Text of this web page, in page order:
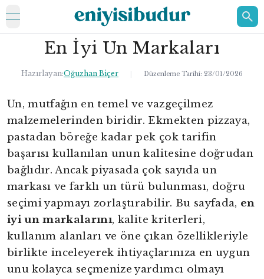
open navigation menu
ELEKTRONİK
EV
KOZMETİK
HAKKIMIZDA
İLETİŞİM
En İyi Un Markaları
Hazırlayan:Oğuzhan Biçer Düzenleme Tarihi: 23/01/2026
Un, mutfağın en temel ve vazgeçilmez
malzemelerinden biridir. Ekmekten pizzaya,
pastadan böreğe kadar pek çok tarifin
başarısı kullanılan unun kalitesine doğrudan
bağlıdır. Ancak piyasada çok sayıda un
markası ve farklı un türü bulunması, doğru
seçimi yapmayı zorlaştırabilir. Bu sayfada, en
iyi un markalarını, kalite kriterleri,
kullanım alanları ve öne çıkan özellikleriyle
birlikte inceleyerek ihtiyaçlarınıza en uygun
unu kolayca seçmenize yardımcı olmayı